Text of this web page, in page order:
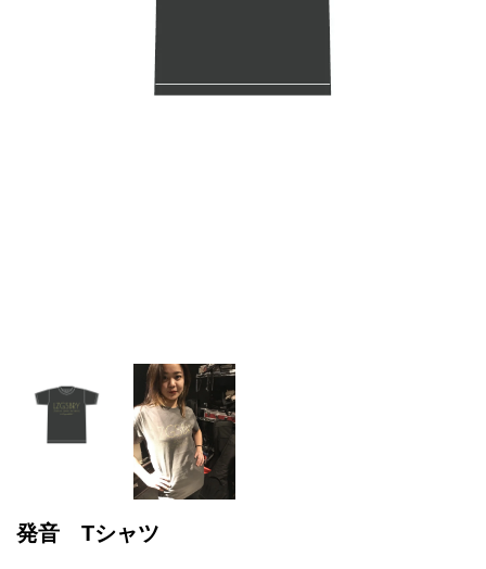
発音 Tシャツ